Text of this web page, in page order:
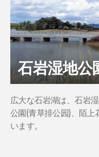
石岩湿地公
広大な石岩湖は、石岩
公園(青草排公园)、陌上
います。